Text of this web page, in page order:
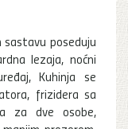
poseduju
lezaja, noćni
Kuhinja se
frizidera sa
za dve osobe,